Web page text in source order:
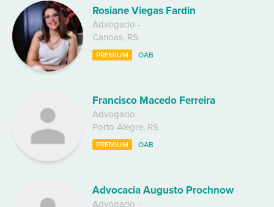
Rosiane Viegas Fardin
Advogado -
Canoas, RS
PREMIUM OAB
Francisco Macedo Ferreira
Advogado -
Porto Alegre, RS
PREMIUM OAB
Advocacia Augusto Prochnow
Advogado -